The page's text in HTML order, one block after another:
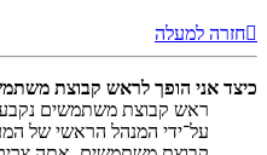
חזרה למעלה
כיצד אני הופך לראש קבוצת
ראש קבוצת משתמשים
על־ידי המנהל הראשי של